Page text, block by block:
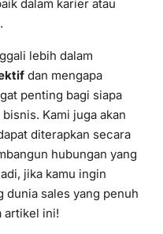
dalam karier atau
lebih dalam
dan mengapa
penting bagi siapa
Kami juga akan
diterapkan secara
hubungan yang
jika kamu ingin
dunia sales yang penuh
artikel ini!